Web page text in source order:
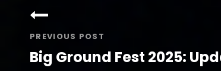
navigation
PREVIOUS POST
Big Ground Fest 2025: